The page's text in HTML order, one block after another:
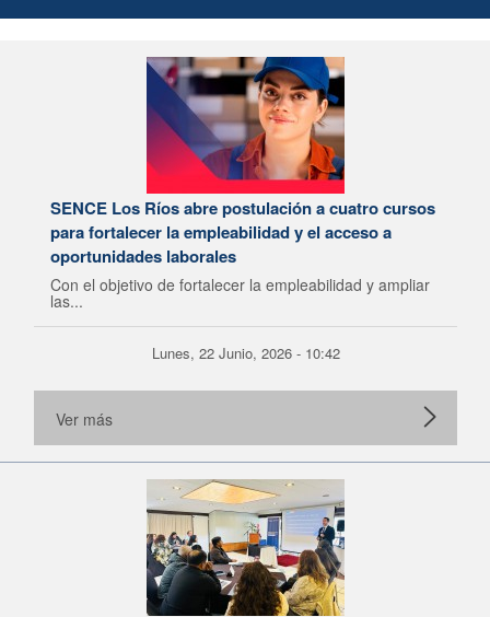
SENCE Los Ríos abre postulación a cuatro cursos
para fortalecer la empleabilidad y el acceso a
oportunidades laborales
Con el objetivo de fortalecer la empleabilidad y ampliar
las...
Lunes, 22 Junio, 2026 - 10:42
Ver más